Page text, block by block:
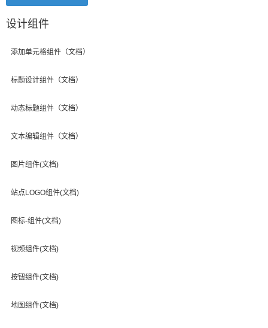
设计组件
添加单元格组件（文档）
标题设计组件（文档）
动态标题组件（文档）
文本编辑组件（文档）
图片组件(文档)
站点LOGO组件(文档)
图标-组件(文档)
视频组件(文档)
按钮组件(文档)
地图组件(文档)